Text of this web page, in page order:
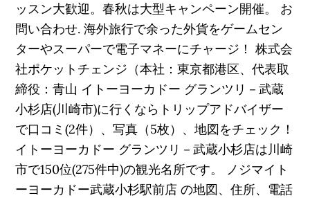
ッスン大歓迎。春秋は大型キャンペーン開催。 お
問い合わせ. 海外旅行で余った外貨をゲームセン
ターやスーパーで電子マネーにチャージ！ 株式会
社ポケットチェンジ（本社：東京都港区、代表取
締役：青山 イトーヨーカドー グランツリ－武蔵
小杉店(川崎市)に行くならトリップアドバイザー
で口コミ(2件）、写真（5枚）、地図をチェック！
イトーヨーカドー グランツリ－武蔵小杉店は川崎
市で150位(275件中)の観光名所です。 ノジマイト
ーヨーカドー武蔵小杉駅前店 の地図、住所、電話